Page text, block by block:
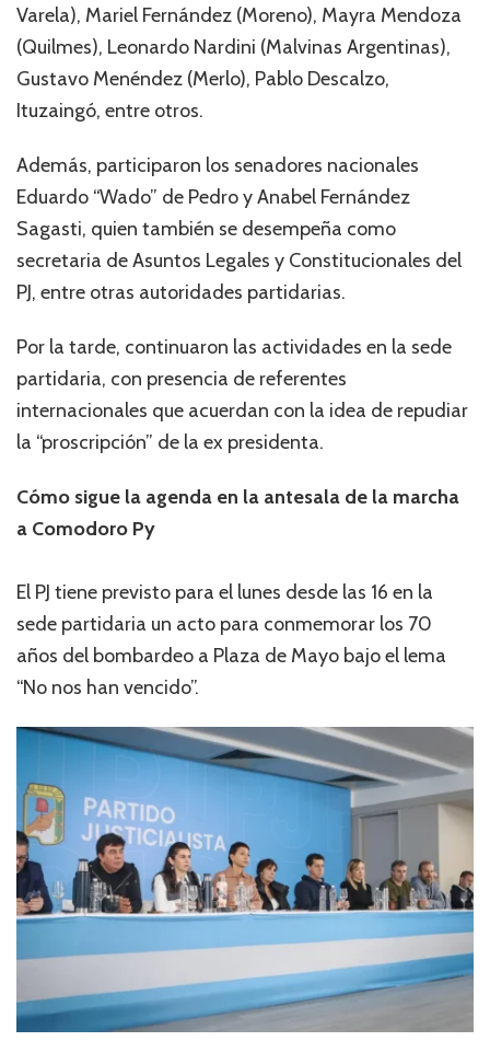
Varela), Mariel Fernández (Moreno), Mayra Mendoza
(Quilmes), Leonardo Nardini (Malvinas Argentinas),
Gustavo Menéndez (Merlo), Pablo Descalzo,
Ituzaingó, entre otros.
Además, participaron los senadores nacionales
Eduardo “Wado” de Pedro y Anabel Fernández
Sagasti, quien también se desempeña como
secretaria de Asuntos Legales y Constitucionales del
PJ, entre otras autoridades partidarias.
Por la tarde, continuaron las actividades en la sede
partidaria, con presencia de referentes
internacionales que acuerdan con la idea de repudiar
la “proscripción” de la ex presidenta.
Cómo sigue la agenda en la antesala de la marcha
a Comodoro Py
El PJ tiene previsto para el lunes desde las 16 en la
sede partidaria un acto para conmemorar los 70
años del bombardeo a Plaza de Mayo bajo el lema
“No nos han vencido”.